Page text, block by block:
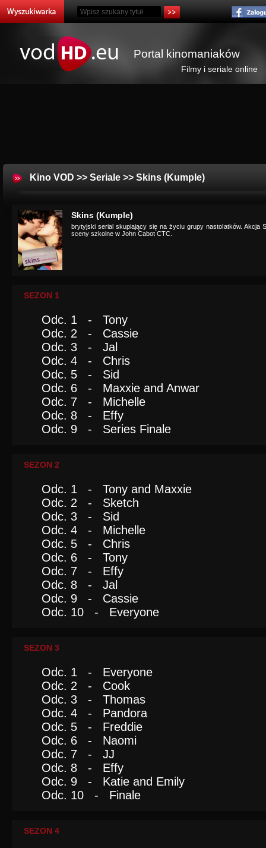
Portal kinomaniaków
Filmy i seriale online
Kino VOD >> Seriale >> Skins (Kumple)
Skins (Kumple)
brytyjski serial skupiający się na życiu grupy nastolatków. Akcja
sceny szkolne w John Cabot CTC.
SEZON 1
Odc. 1 - Tony
Odc. 2 - Cassie
Odc. 3 - Jal
Odc. 4 - Chris
Odc. 5 - Sid
Odc. 6 - Maxxie and Anwar
Odc. 7 - Michelle
Odc. 8 - Effy
Odc. 9 - Series Finale
SEZON 2
Odc. 1 - Tony and Maxxie
Odc. 2 - Sketch
Odc. 3 - Sid
Odc. 4 - Michelle
Odc. 5 - Chris
Odc. 6 - Tony
Odc. 7 - Effy
Odc. 8 - Jal
Odc. 9 - Cassie
Odc. 10 - Everyone
SEZON 3
Odc. 1 - Everyone
Odc. 2 - Cook
Odc. 3 - Thomas
Odc. 4 - Pandora
Odc. 5 - Freddie
Odc. 6 - Naomi
Odc. 7 - JJ
Odc. 8 - Effy
Odc. 9 - Katie and Emily
Odc. 10 - Finale
SEZON 4